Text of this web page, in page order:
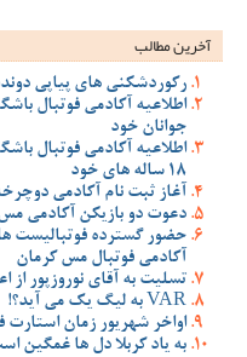
آخرین مطالب
رکوردشکنی های پیاپی
اطلاعیه آکادمی فوتبال
جوانان خود
اطلاعیه آکادمی فوتبال
18 ساله های خود
آغاز ثبت نام آکادمی
دعوت دو بازیکن آکادمی مس
حضور گسترده فوتبالیست
آکادمی فوتبال مس کرمان
تسلیت به آقای نوروزپور
VAR به لیگ یک می آید؟!
اواخر شهریور زمان
به یاد کربلا دل ها غمگین